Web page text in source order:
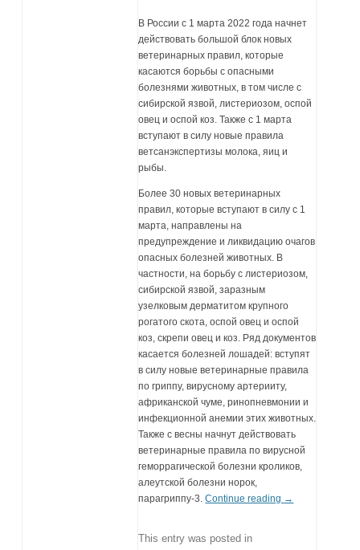
В России с 1 марта 2022 года начнет
действовать большой блок новых
ветеринарных правил, которые
касаются борьбы с опасными
болезнями животных, в том числе с
сибирской язвой, листериозом, оспой
овец и оспой коз. Также с 1 марта
вступают в силу новые правила
ветсанэкспертизы молока, яиц и
рыбы.
Более 30 новых ветеринарных
правил, которые вступают в силу с 1
марта, направлены на
предупреждение и ликвидацию очагов
опасных болезней животных. В
частности, на борьбу с листериозом,
сибирской язвой, заразным
узелковым дерматитом крупного
рогатого скота, оспой овец и оспой
коз, скрепи овец и коз. Ряд документов
касается болезней лошадей: вступят
в силу новые ветеринарные правила
по гриппу, вирусному артерииту,
африканской чуме, ринопневмонии и
инфекционной анемии этих животных.
Также с весны начнут действовать
ветеринарные правила по вирусной
геморрагической болезни кроликов,
алеутской болезни норок,
парагриппу-3.Continue reading →
This entry was posted in